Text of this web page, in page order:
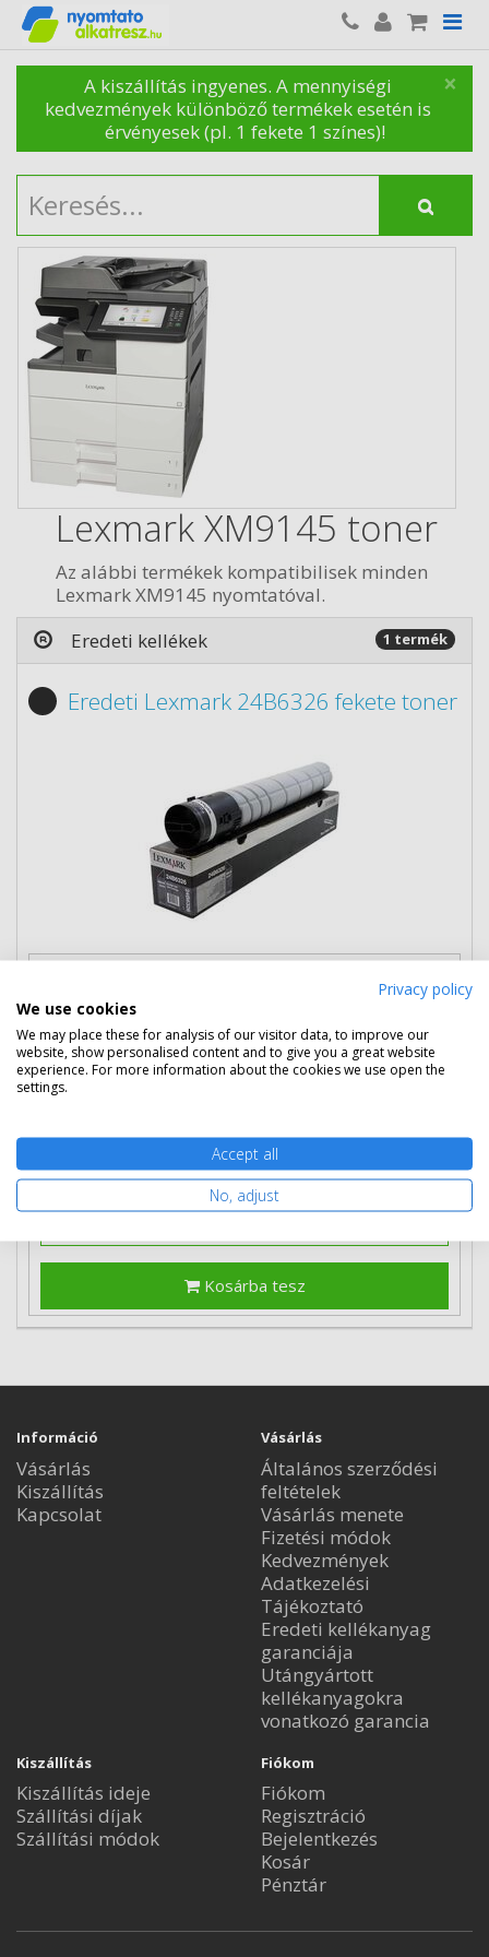
×
A kiszállítás ingyenes. A mennyiségi
kedvezmények különböző termékek esetén is
érvényesek (pl. 1 fekete 1 színes)!
Lexmark XM9145 toner
Az alábbi termékek kompatibilisek minden
Lexmark XM9145 nyomtatóval.
Eredeti kellékek
1 termék
Eredeti Lexmark 24B6326 fekete toner
2 db78 490 Ft (bruttó 99 682 Ft) / db
3 db-tól77 090 Ft (bruttó 97 904 Ft) / db
Ingyenes szállítás
Kosárba tesz
Információ
Vásárlás
Kiszállítás
Kapcsolat
Vásárlás
Általános szerződési
feltételek
Vásárlás menete
Fizetési módok
Kedvezmények
Adatkezelési
Tájékoztató
Eredeti kellékanyag
garanciája
Utángyártott
kellékanyagokra
vonatkozó garancia
Kiszállítás
Kiszállítás ideje
Szállítási díjak
Szállítási módok
Fiókom
Fiókom
Regisztráció
Bejelentkezés
Kosár
Pénztár
Privacy policy
We use cookies
We may place these for analysis of our visitor data, to improve our
website, show personalised content and to give you a great website
experience. For more information about the cookies we use open the
settings.
Accept all
No, adjust